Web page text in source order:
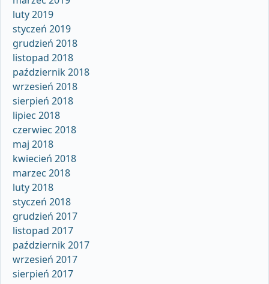
luty 2019
styczeń 2019
grudzień 2018
listopad 2018
październik 2018
wrzesień 2018
sierpień 2018
lipiec 2018
czerwiec 2018
maj 2018
kwiecień 2018
marzec 2018
luty 2018
styczeń 2018
grudzień 2017
listopad 2017
październik 2017
wrzesień 2017
sierpień 2017